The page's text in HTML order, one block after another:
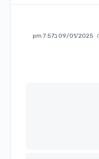
09/01/2025 ב7:57 pm